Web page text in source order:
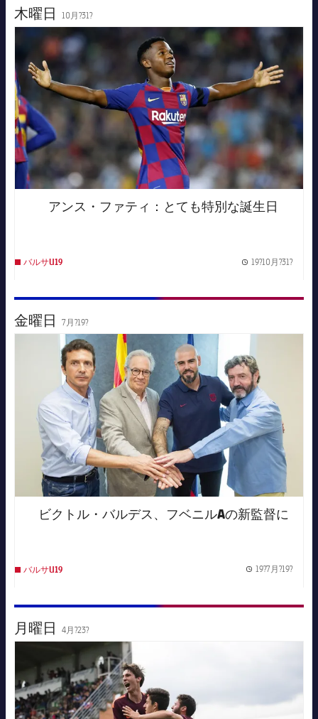
木曜日 10月?31?
FC Barcelona club badge
アンス・ファティ：とても特別な誕生日
バルサU19 19?10月?31?
金曜日 7月?19?
FC Barcelona club badge
ビクトル・バルデス、フベニルAの新監督に
バルサU19 19?7月?19?
月曜日 4月?23?